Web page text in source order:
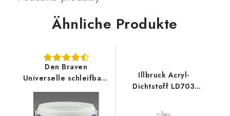
Ähnliche Produkte
Den Braven
Universelle schleifbare
Spachtelmasse weiß
Illbruck Acryl-
Dichtstoff LD703
SEAL 310 ml